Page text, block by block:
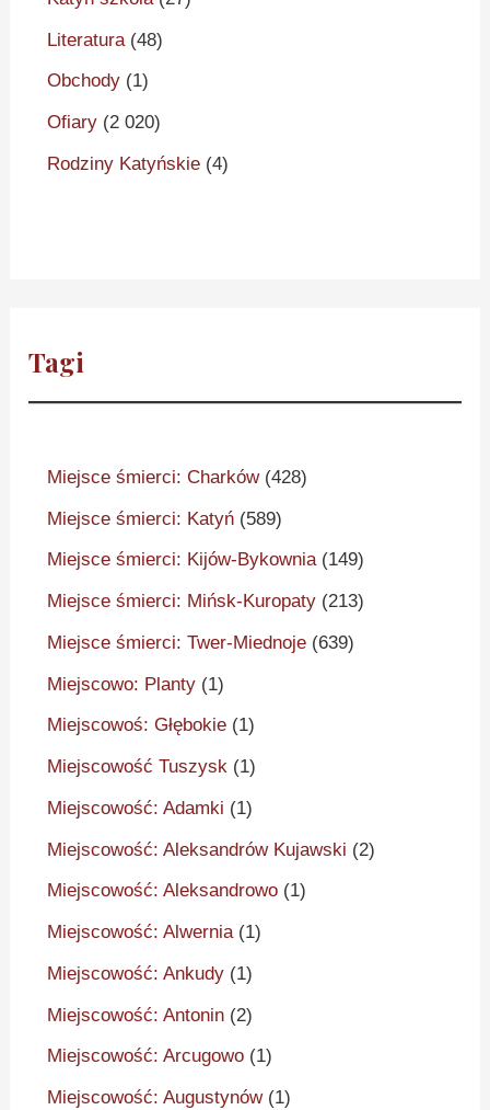
Literatura (48)
Obchody (1)
Ofiary (2 020)
Rodziny Katyńskie (4)
Tagi
Miejsce śmierci: Charków(428)
Miejsce śmierci: Katyń (589)
Miejsce śmierci: Kijów-Bykownia(149)
Miejsce śmierci: Mińsk-Kuropaty (213)
Miejsce śmierci: Twer-Miednoje (639)
Miejscowo: Planty (1)
Miejscowoś: Głębokie (1)
Miejscowość Tuszysk (1)
Miejscowość: Adamki (1)
Miejscowość: Aleksandrów Kujawski (2)
Miejscowość: Aleksandrowo (1)
Miejscowość: Alwernia(1)
Miejscowość: Ankudy (1)
Miejscowość: Antonin (2)
Miejscowość: Arcugowo (1)
Miejscowość: Augustynów(1)